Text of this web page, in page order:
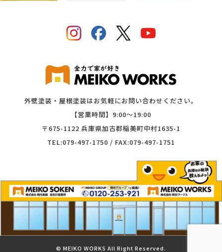
外壁塗装・屋根塗装はお気軽にお問い合わせください。
【営業時間】9:00〜19:00
〒675-1122 兵庫県加古郡稲美町中村1635-1
TEL:079-497-1750 / FAX:079-497-1751
©︎ MEIKO WORKS All Right Reserved.